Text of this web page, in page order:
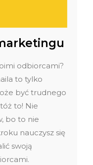
odbiorcami?
to tylko
być trudnego
to! Nie
bo to nie
nauczysz się
swoją